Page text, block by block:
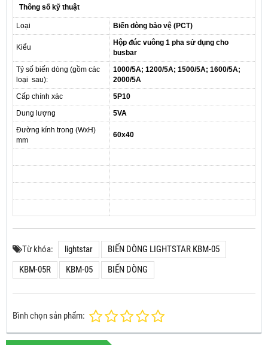
Thông số kỹ thuật
Loại Biến dòng bảo vệ (PCT)
Kiểu
Hộp đúc vuông 1 pha sử dụng cho
busbar
Tỷ số biến dòng (gồm các
loại sau):
1000/5A; 1200/5A; 1500/5A; 1600/5A;
2000/5A
Cấp chính xác
5P10
Dung lượng
5VA
Đường kính trong (WxH)
mm
60x40
Từ khóa: lightstar
BIẾN DÒNG LIGHTSTAR KBM-05
KBM-05R
KBM-05 BIẾN DÒNG
Bình chọn sản phẩm: